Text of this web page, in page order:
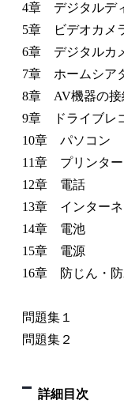
4章 デジタルデ
5章 ビデオカメ
6章 デジタルカ
7章 ホームシア
8章 AV機器の接
9章 ドライブレ
10章 パソコン
11章 プリンター
12章 電話
13章 インターネ
14章 電池
15章 電源
16章 防じん・防
問題集１
問題集２
詳細目次